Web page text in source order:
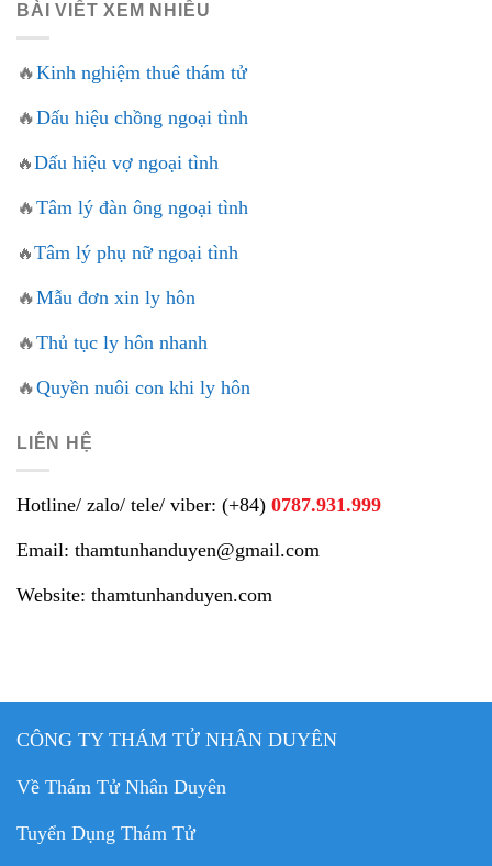
BÀI VIẾT XEM NHIỀU
🔥Kinh nghiệm thuê thám tử
🔥Dấu hiệu chồng ngoại tình
🔥Dấu hiệu vợ ngoại tình
🔥Tâm lý đàn ông ngoại tình
🔥Tâm lý phụ nữ ngoại tình
🔥Mẫu đơn xin ly hôn
🔥Thủ tục ly hôn nhanh
🔥Quyền nuôi con khi ly hôn
LIÊN HỆ
Hotline/ zalo/ tele/ viber: (+84) 0787.931.999
Email: thamtunhanduyen@gmail.com
Website: thamtunhanduyen.com
CÔNG TY THÁM TỬ NHÂN DUYÊN
Về Thám Tử Nhân Duyên
Tuyển Dụng Thám Tử